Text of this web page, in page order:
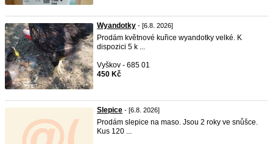
Wyandotky - [6.8. 2026]
Prodám květnové kuřice wyandotky velké. K
dispozici 5 k ...
Vyškov - 685 01
450 Kč
Slepice - [6.8. 2026]
Prodám slepice na maso. Jsou 2 roky ve snůšce.
Kus 120 ...